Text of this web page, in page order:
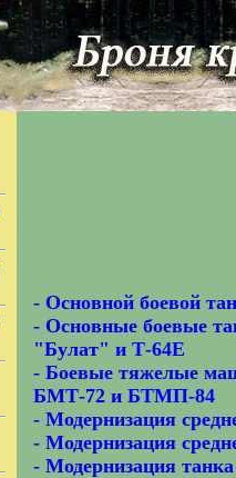
- Основной боевой
- Основные боевые
"Булат" и Т-64Е
- Боевые тяжелые
БМТ-72 и БТМП-84
- Модернизация
- Модернизация
- Модернизация